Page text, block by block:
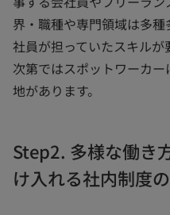
界・職種や専門領域は多
社員が担っていたスキル
次第ではスポットワーカ
地があります。
Step2. 多様な働き
け入れる社内制度